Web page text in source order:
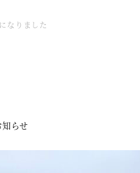
なりました
リー
知らせ